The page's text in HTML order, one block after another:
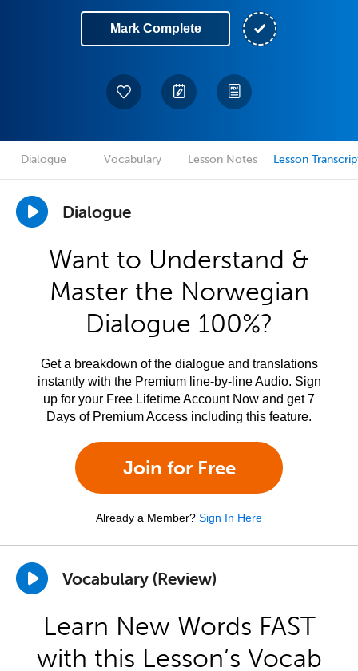
Mark Complete
Dialogue Vocabulary Lesson Notes Lesson
Dialogue
Want to Understand &
Master the Norwegian
Dialogue 100%?
Get a breakdown of the dialogue and translations
instantly with the Premium line-by-line Audio. Sign
up for your Free Lifetime Account Now and get 7
Days of Premium Access including this feature.
Join for Free
Already a Member? Sign In Here
Vocabulary (Review)
Learn New Words FAST
with this Lesson’s Vocab